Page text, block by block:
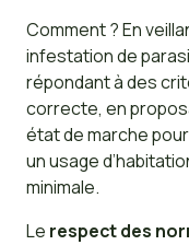
Comment ? En
infestation de
répondant à des
correcte, en
état de marche
un usage
minimale.
Le respect des